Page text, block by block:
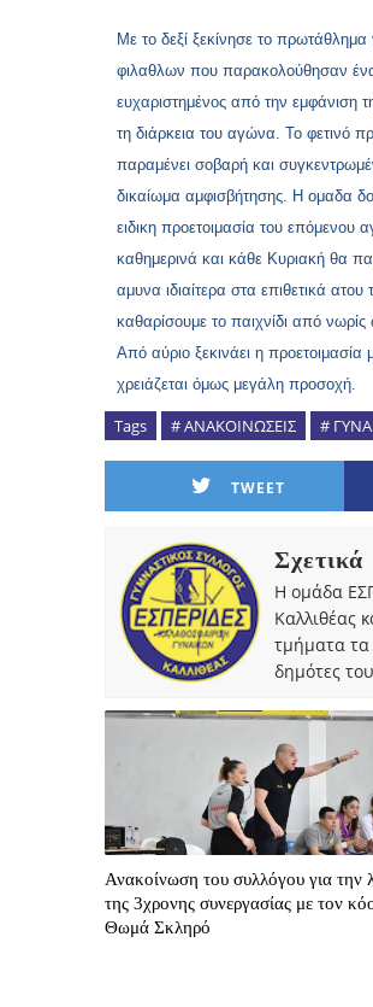
Με το δεξί ξεκίνησε το
φιλαθλων που παρακολούθησαν
ευχαριστημένος από την εμφάνιση
τη διάρκεια του αγώνα. Το φετινό
παραμένει σοβαρή και
δικαίωμα αμφισβήτησης. Η ομαδα
ειδικη προετοιμασία του επόμενου
καθημερινά και κάθε Κυριακή θα
αμυνα ιδιαίτερα στα επιθετικά
καθαρίσουμε το παιχνίδι από
Από αύριο ξεκινάει η
χρειάζεται όμως μεγάλη προσοχή.
Tags # ΑΝΑΚΟΙΝΩΣΕΙΣ #
TWEET
Σχετικά
Η ομάδα
Καλλιθέας
τμήματα τα
δημότες
Ανακοίνωση του συλλόγου για την
της 3χρονης συνεργασίας με τον
Θωμά Σκληρό